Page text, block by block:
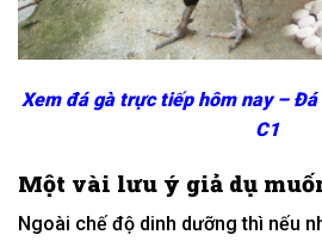
Xem đá gà trực tiếp hôm nay –
C1
Một vài lưu ý giả dụ
Ngoài chế độ dinh dưỡng thì nếu